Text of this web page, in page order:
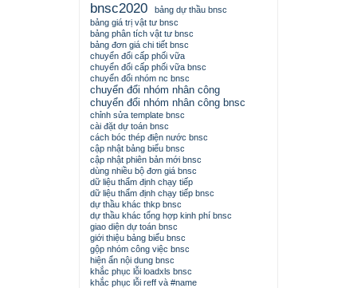
bnsc2020
bảng dự thầu bnsc
bảng giá trị vật tư bnsc
bảng phân tích vật tư bnsc
bảng đơn giá chi tiết bnsc
chuyển đổi cấp phối vữa
chuyển đổi cấp phối vữa bnsc
chuyển đổi nhóm nc bnsc
chuyển đổi nhóm nhân công
chuyển đổi nhóm nhân công bnsc
chỉnh sửa template bnsc
cài đặt dự toán bnsc
cách bóc thép điện nước bnsc
cập nhật bảng biểu bnsc
cập nhật phiên bản mới bnsc
dùng nhiều bộ đơn giá bnsc
dữ liệu thẩm định chạy tiếp
dữ liệu thẩm định chạy tiếp bnsc
dự thầu khác thkp bnsc
dự thầu khác tổng hợp kinh phí bnsc
giao diện dự toán bnsc
giới thiệu bảng biểu bnsc
gộp nhóm công việc bnsc
hiện ẩn nội dung bnsc
khắc phục lỗi loadxls bnsc
khắc phục lỗi reff và #name